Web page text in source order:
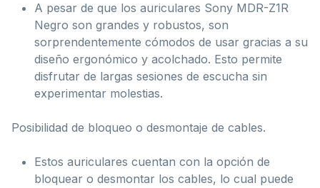
A pesar de que los auriculares Sony MDR-Z1R
Negro son grandes y robustos, son
sorprendentemente cómodos de usar gracias a su
diseño ergonómico y acolchado. Esto permite
disfrutar de largas sesiones de escucha sin
experimentar molestias.
Posibilidad de bloqueo o desmontaje de cables.
Estos auriculares cuentan con la opción de
bloquear o desmontar los cables, lo cual puede